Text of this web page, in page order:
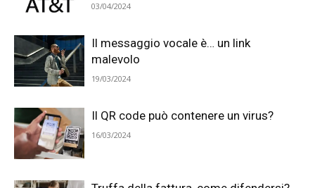
03/04/2024
Il messaggio vocale è… un link
malevolo
19/03/2024
Il QR code può contenere un virus?
16/03/2024